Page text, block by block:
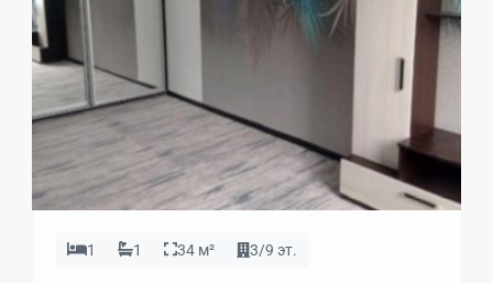
1 1 34 м² 3/9 эт.